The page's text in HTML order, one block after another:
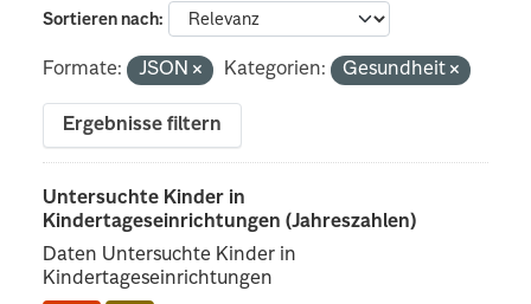
Sortieren nach
Formate: JSON Kategorien: Gesundheit
Ergebnisse filtern
Untersuchte Kinder in
Kindertageseinrichtungen (Jahreszahlen)
Daten Untersuchte Kinder in
Kindertageseinrichtungen